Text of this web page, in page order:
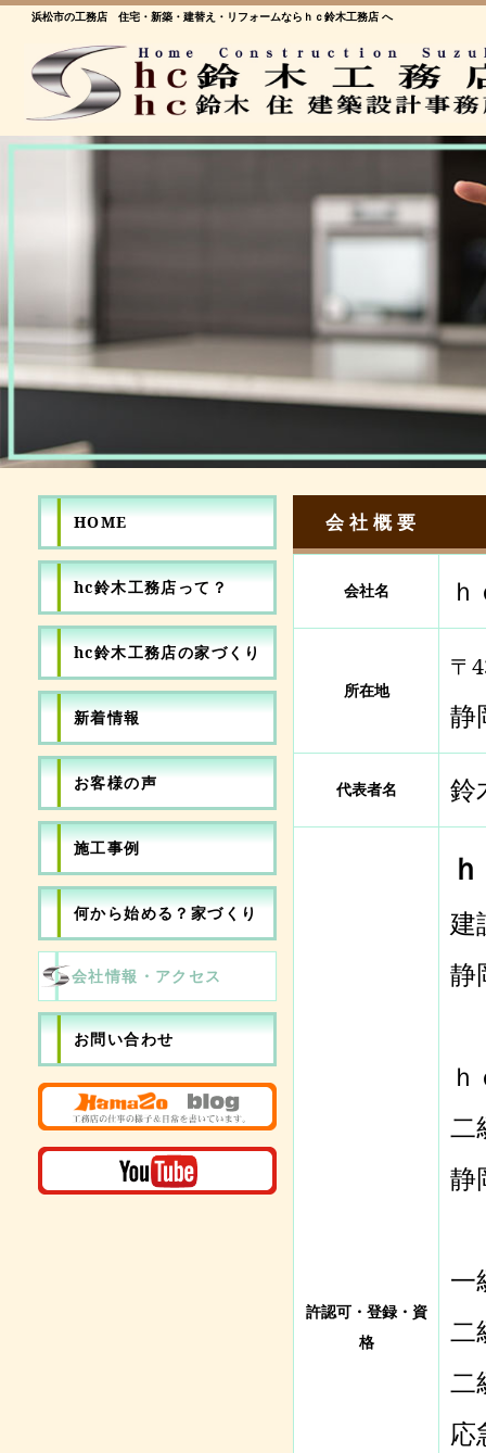
浜松市の工務店 住宅・新築・建替え・リフォームならｈｃ鈴木工務店 へ
HOME
hc鈴木工務店って？
hc鈴木工務店の家づくり
新着情報
お客様の声
施工事例
何から始める？家づくり
会社情報・アクセス
お問い合わせ
会社概要
会社名
所在地
〒
静
代表者名 鈴
許認可・登録・資
格
建
静
二
静
一
二
二
応